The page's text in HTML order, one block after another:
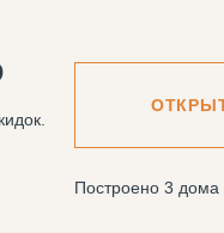
Построено 3 дома